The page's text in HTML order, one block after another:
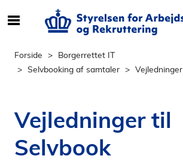
e
r
n
Forside
Borgerrettet IT
Selvbooking af samtaler
Vejledninger
Vejledninger til
Selvbook